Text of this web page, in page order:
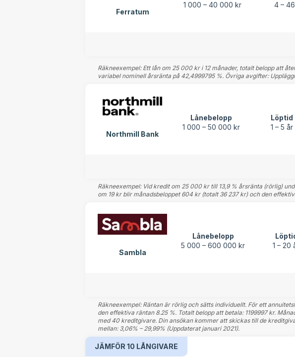
Ferratum
1 000 – 40 000 kr
4 –
Räkneexempel: Ett lån om 25 000 kr i 12 månader, totalt belopp att
variabel nominell årsränta på 42,4999795 %. Övriga avgifter:
Northmill Bank
Lånebelopp
1 000 – 50 000 kr
Löptid
1 – 5 år
Räkneexempel: Vid kredit om 25 000 kr till 13,9 % årsränta (rörlig)
om 19 kr blir månadsbeloppet 604 kr (totalt 36 237 kr) och den
Sambla
Lånebelopp
5 000 – 600 000 kr
1 – 20
Räkneexempel: Räntan är rörlig och sätts individuellt. För ett
den effektiva räntan 8.25 %. Totalt belopp att betala: 1199997 kr.
med 40 kreditgivare. Din ansökan kommer att skickas till de
mellan: 3,06% – 29,99% (Uppdaterat januari 2021).
JÄMFÖR 10 LÅNGIVARE